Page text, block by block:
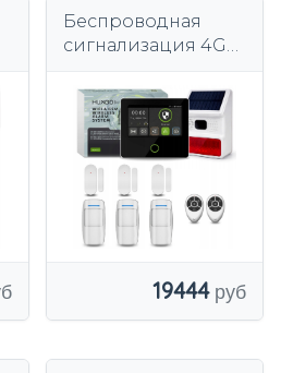
Беспроводная
сигнализация 4G
HUXGO HXA502 B +
уличная сирена
19444